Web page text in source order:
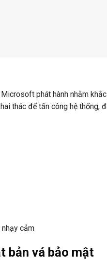
phát hành nhằm
thác để tấn công hệ thống,
cảm
bản vá bảo mật